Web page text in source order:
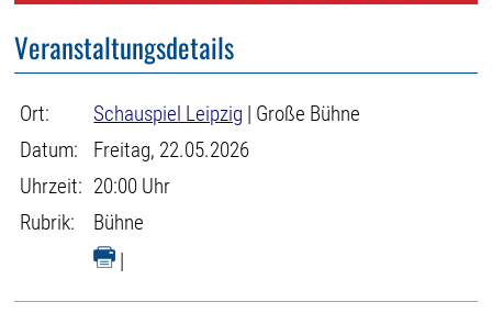
Veranstaltungsdetails
Ort: Schauspiel Leipzig | Große Bühne
Datum:
Freitag, 22.05.2026
Uhrzeit: 20:00 Uhr
Rubrik:
Bühne
|